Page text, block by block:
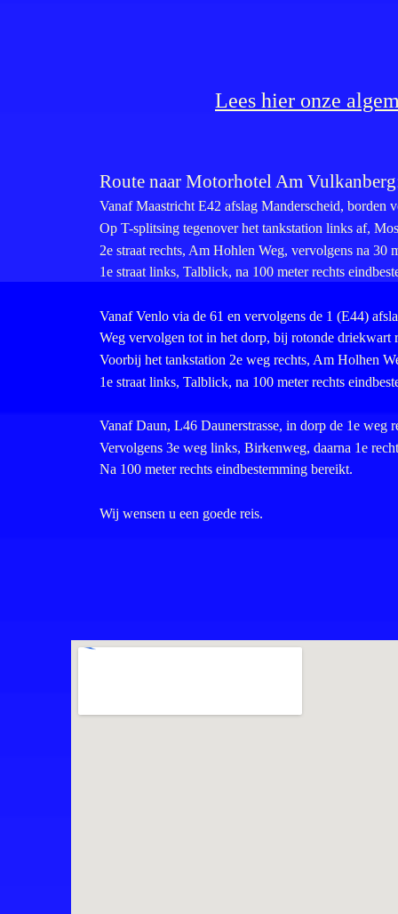
Lees hier onze
Route naar Motorhotel Am
Vanaf Maastricht E42 afslag Manderscheid, borden
Op T-splitsing tegenover het tankstation links af,
2e straat rechts, Am Hohlen Weg, vervolgens na 30
1e straat links, Talblick, na 100 meter rechts
Vanaf Venlo via de 61 en vervolgens de 1 (E44)
Weg vervolgen tot in het dorp, bij rotonde driekwart
Voorbij het tankstation 2e weg rechts, Am Holhen
1e straat links, Talblick, na 100 meter rechts
Vanaf Daun, L46 Daunerstrasse, in dorp de 1e weg
Vervolgens 3e weg links, Birkenweg, daarna 1e
Na 100 meter rechts eindbestemming bereikt.
Wij wensen u een goede reis.